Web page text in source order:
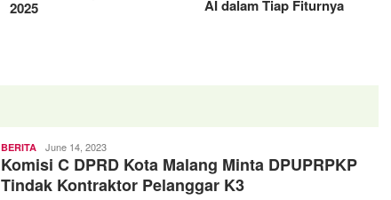
2025
AI dalam Tiap Fiturnya
BERITA Toski
Dermaleksana
June 14, 2023
Komisi C DPRD Kota Malang Minta DPUPRPKP
Tindak Kontraktor Pelanggar K3